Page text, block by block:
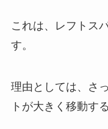
これは、レフトス
す。
理由としては、さ
トが大きく移動す